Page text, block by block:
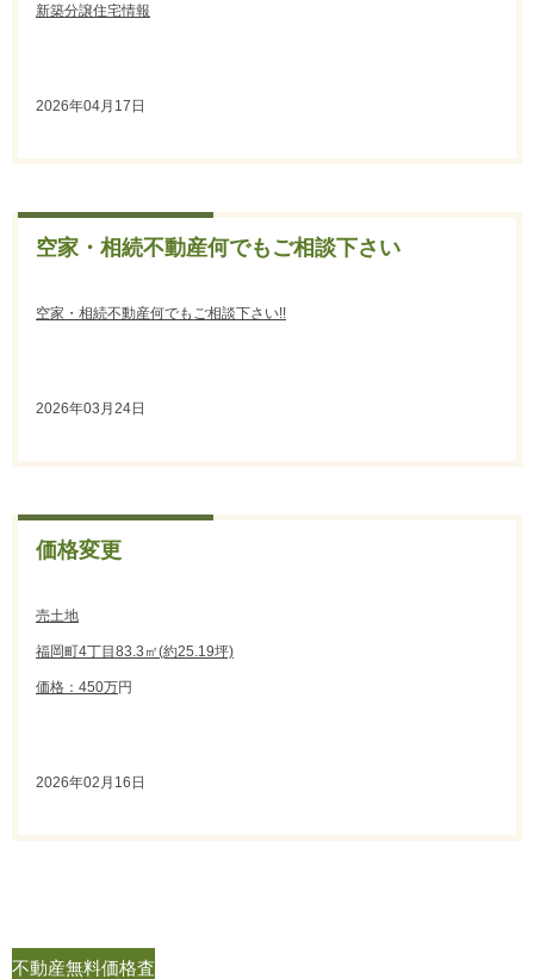
新築分譲住宅情報
2026年04月17日
空家・相続不動産何でもご相談下さい
空家・相続不動産何でもご相談下さい!!
2026年03月24日
価格変更
売土地
福岡町4丁目83.3㎡(約25.19坪)
価格：450万円
2026年02月16日
不動産無料価格査